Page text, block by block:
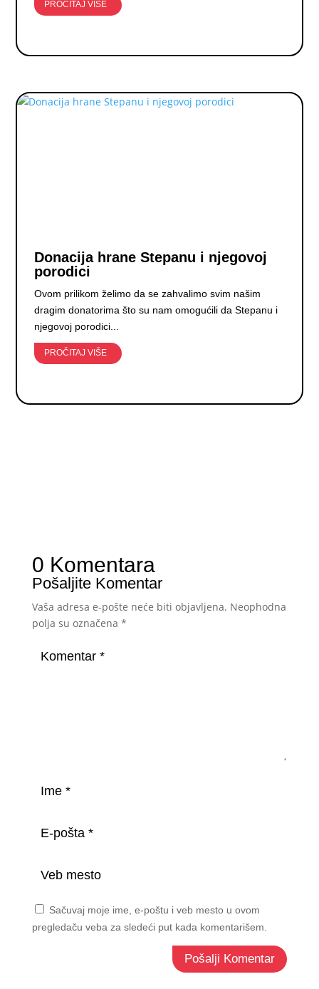
PROČITAJ VIŠE
Donacija hrane Stepanu i njegovoj
porodici
Ovom prilikom želimo da se zahvalimo svim našim
dragim donatorima što su nam omogućili da Stepanu i
njegovoj porodici...
PROČITAJ VIŠE
0 Komentara
Pošaljite Komentar
Vaša adresa e-pošte neće biti objavljena. Neophodna
polja su označena *
Sačuvaj moje ime, e-poštu i veb mesto u ovom
pregledaču veba za sledeći put kada komentarišem.
Pošalji Komentar